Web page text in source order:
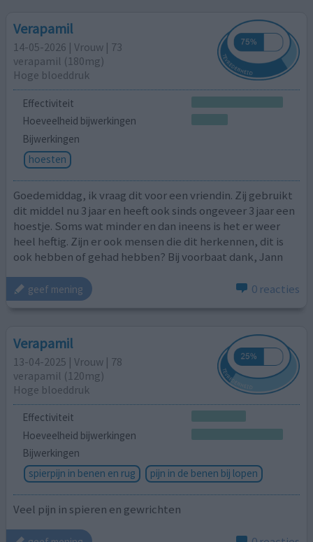
Verapamil
14-05-2026 | Vrouw | 73
verapamil (180mg)
Hoge bloeddruk
Effectiviteit
Hoeveelheid bijwerkingen
Bijwerkingen
hoesten
Goedemiddag, ik vraag dit voor een vriendin. Zij gebruikt
dit middel nu 3 jaar en heeft ook sinds ongeveer 3 jaar een
hoestje. Soms wat minder en dan ineens is het er weer
heel heftig. Zijn er ook mensen die dit herkennen, dit is
ook hebben of gehad hebben? Bij voorbaat dank, Jann
geef mening 0 reacties
Verapamil
13-04-2025 | Vrouw | 78
verapamil (120mg)
Hoge bloeddruk
Effectiviteit
Hoeveelheid bijwerkingen
Bijwerkingen
spierpijn in benen en rug
pijn in de benen bij lopen
Veel pijn in spieren en gewrichten